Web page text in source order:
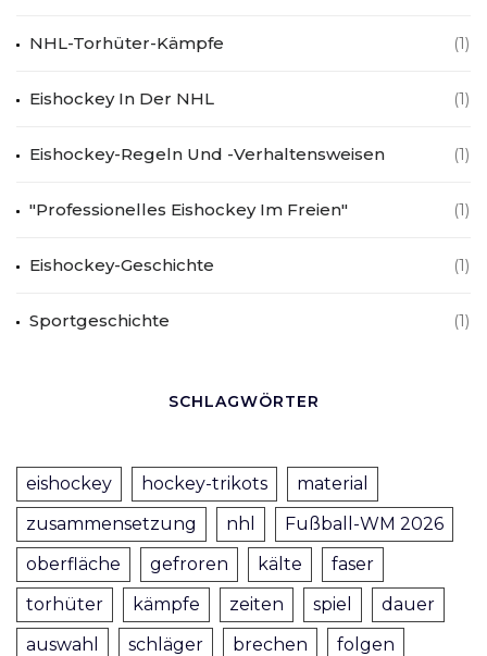
NHL-Torhüter-Kämpfe (1)
Eishockey In Der NHL (1)
Eishockey-Regeln Und -Verhaltensweisen (1)
"Professionelles Eishockey Im Freien" (1)
Eishockey-Geschichte (1)
Sportgeschichte (1)
SCHLAGWÖRTER
eishockey hockey-trikots
material
zusammensetzung
nhl
Fußball-WM 2026
oberfläche
gefroren kälte
faser
torhüter
kämpfe zeiten spiel
dauer
auswahl
schläger brechen folgen